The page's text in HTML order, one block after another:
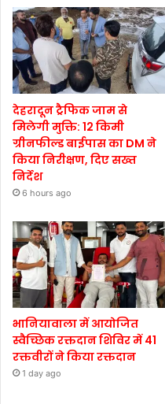
देहरादून ट्रैफिक जाम से
मिलेगी मुक्ति: 12 किमी
ग्रीनफील्ड बाईपास का DM ने
किया निरीक्षण, दिए सख्त
निर्देश
6 hours ago
भानियावाला में आयोजित
स्वैच्छिक रक्तदान शिविर में 41
रक्तवीरों ने किया रक्तदान
1 day ago